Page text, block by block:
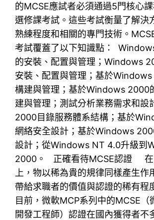
的MCSE應試者必須通過5門核心
選修課考試。這些考試衡量了解決
熟練程度和相關的專門技術。
考試覆蓋了以下知識點：
的安裝、配置與管理；Windows
安裝、配置與管理；基於
構建與管理；基於Windows 2000
建與管理；測試分析業務需求和設
2000目錄服務體系結構；基於
網絡安全設計；基於Windows
設計；從Windows NT 4.0升級到
2000。 正確看待MCSE認證 在
上，物以稀為貴的規律同樣產生作
帶給求職者的價值與認證的稀有程
目前，微軟MCP系列中的MCSE（
開發工程師）認證在國內獲得者不